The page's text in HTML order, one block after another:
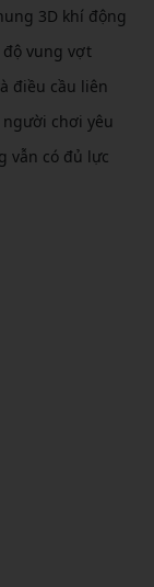
3D khí động
vung vợt
điều cầu liên
chơi yêu
vẫn có đủ lực